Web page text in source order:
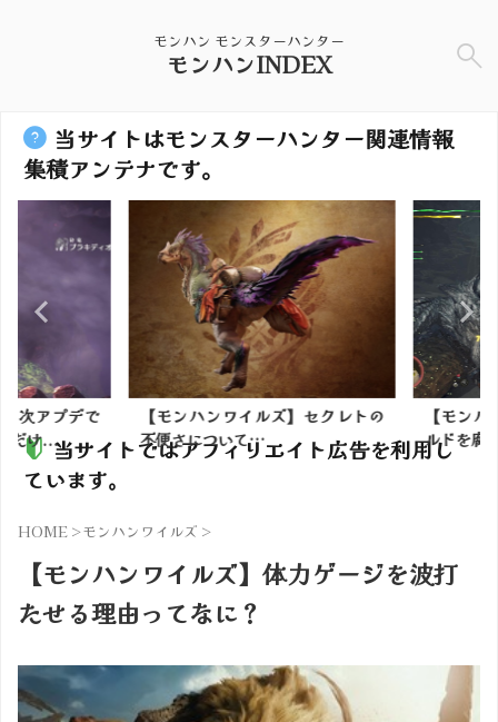
モンハン モンスターハンター
モンハンINDEX
当サイトはモンスターハンター関連情報
集積アンテナです。
アプデで
け...
【モンハンワイルズ】セクレトの
不便さについて…
【モンハ
ルドを腐敗
当サイトではアフィリエイト広告を利用し
ています。
HOME >モンハンワイルズ >
【モンハンワイルズ】体力ゲージを波打
たせる理由ってなに？